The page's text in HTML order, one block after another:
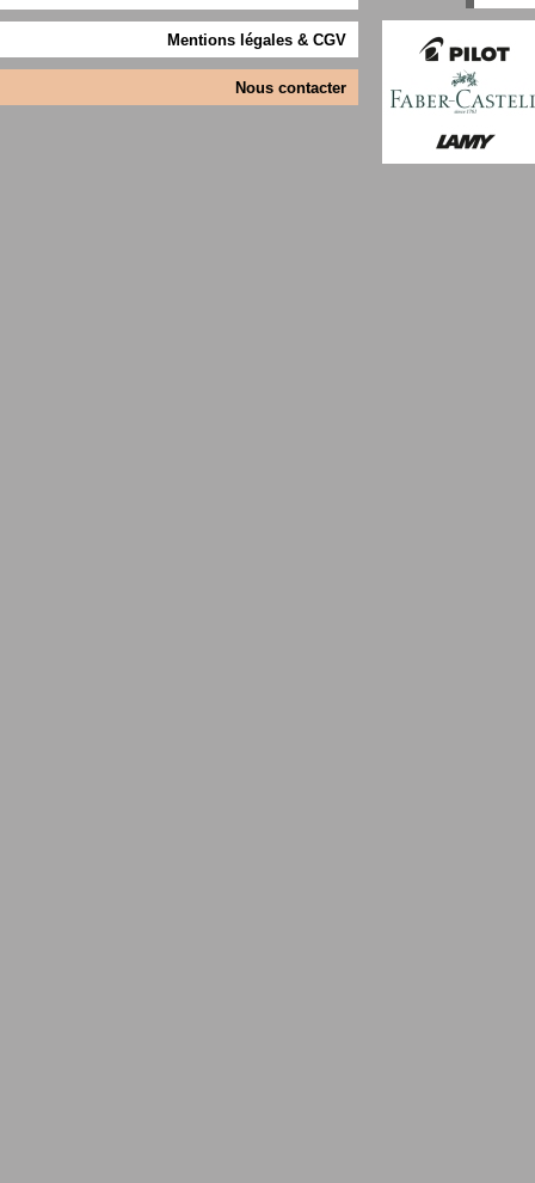
Mentions légales & CGV
Nous contacter